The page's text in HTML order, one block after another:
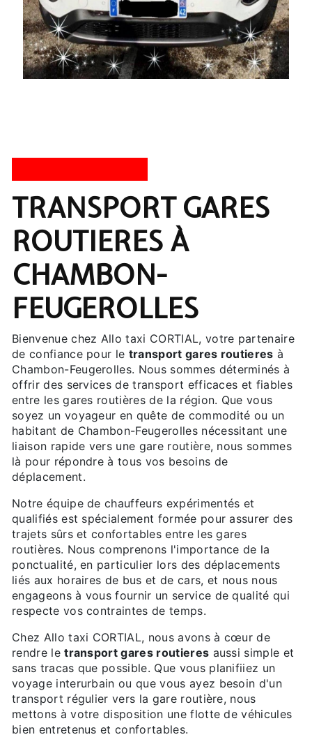
TRANSPORT GARES
ROUTIERES À
CHAMBON-
FEUGEROLLES
Bienvenue chez Allo taxi CORTIAL, votre partenaire
de confiance pour le transport gares routieres à
Chambon-Feugerolles. Nous sommes déterminés à
offrir des services de transport efficaces et fiables
entre les gares routières de la région. Que vous
soyez un voyageur en quête de commodité ou un
habitant de Chambon-Feugerolles nécessitant une
liaison rapide vers une gare routière, nous sommes
là pour répondre à tous vos besoins de
déplacement.
Notre équipe de chauffeurs expérimentés et
qualifiés est spécialement formée pour assurer des
trajets sûrs et confortables entre les gares
routières. Nous comprenons l'importance de la
ponctualité, en particulier lors des déplacements
liés aux horaires de bus et de cars, et nous nous
engageons à vous fournir un service de qualité qui
respecte vos contraintes de temps.
Chez Allo taxi CORTIAL, nous avons à cœur de
rendre letransport gares routieres aussi simple et
sans tracas que possible. Que vous planifiiez un
voyage interurbain ou que vous ayez besoin d'un
transport régulier vers la gare routière, nous
mettons à votre disposition une flotte de véhicules
bien entretenus et confortables.